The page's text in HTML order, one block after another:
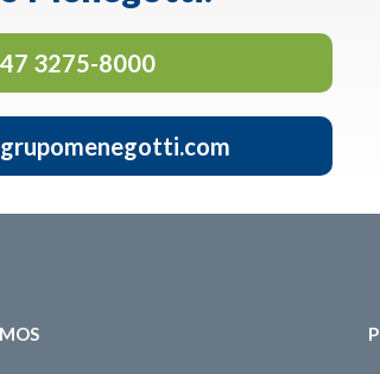
47 3275-8000
grupomenegotti.com